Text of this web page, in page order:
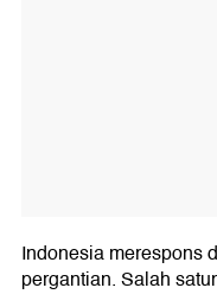
Indonesia merespons
pergantian. Salah